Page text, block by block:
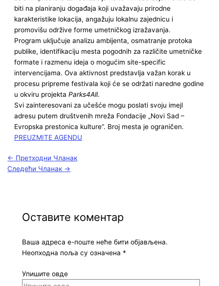
biti na planiranju događaja koji uvažavaju prirodne
karakteristike lokacija, angažuju lokalnu zajednicu i
promovišu održive forme umetničkog izražavanja.
Program uključuje analizu ambijenta, osmatranje protoka
publike, identifikaciju mesta pogodnih za različite umetničke
formate i razmenu ideja o mogućim site-specific
intervencijama. Ova aktivnost predstavlja važan korak u
procesu pripreme festivala koji će se održati naredne godine
u okviru projektaParks4All.
Svi zainteresovani za učešće mogu poslati svoju imejl
adresu putem društvenih mreža Fondacije „Novi Sad –
Evropska prestonica kulture“. Broj mesta je ograničen.
PREUZMITE AGENDU
← Претходни Чланак
Следећи Чланак →
Оставите коментар
Ваша адреса е-поште неће бити објављена.
Неопходна поља су означена *
Упишите овде